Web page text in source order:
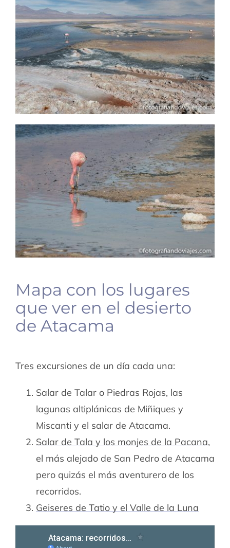
Mapa con los lugares
que ver en el desierto
de Atacama
Tres excursiones de un día cada una:
Salar de Talar o Piedras Rojas, las
lagunas altiplánicas de Miñiques y
Miscanti y el salar de Atacama.
Salar de Tala y los monjes de la Pacana,
el más alejado de San Pedro de Atacama
pero quizás el más aventurero de los
recorridos.
Geiseres de Tatio y el Valle de la Luna